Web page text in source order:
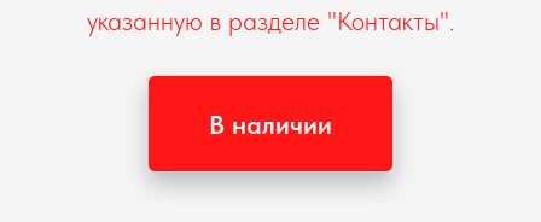
указанную в разделе "Контакты".
В наличии